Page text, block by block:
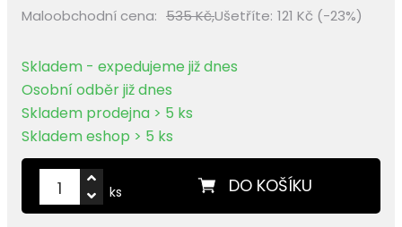
Maloobchodní cena: 535 Kč,Ušetříte: 121 Kč (-23%)
Skladem - expedujeme již dnes
Osobní odběr již dnes
Skladem prodejna > 5 ks
Skladem eshop > 5 ks
DO KOŠÍKU
ks